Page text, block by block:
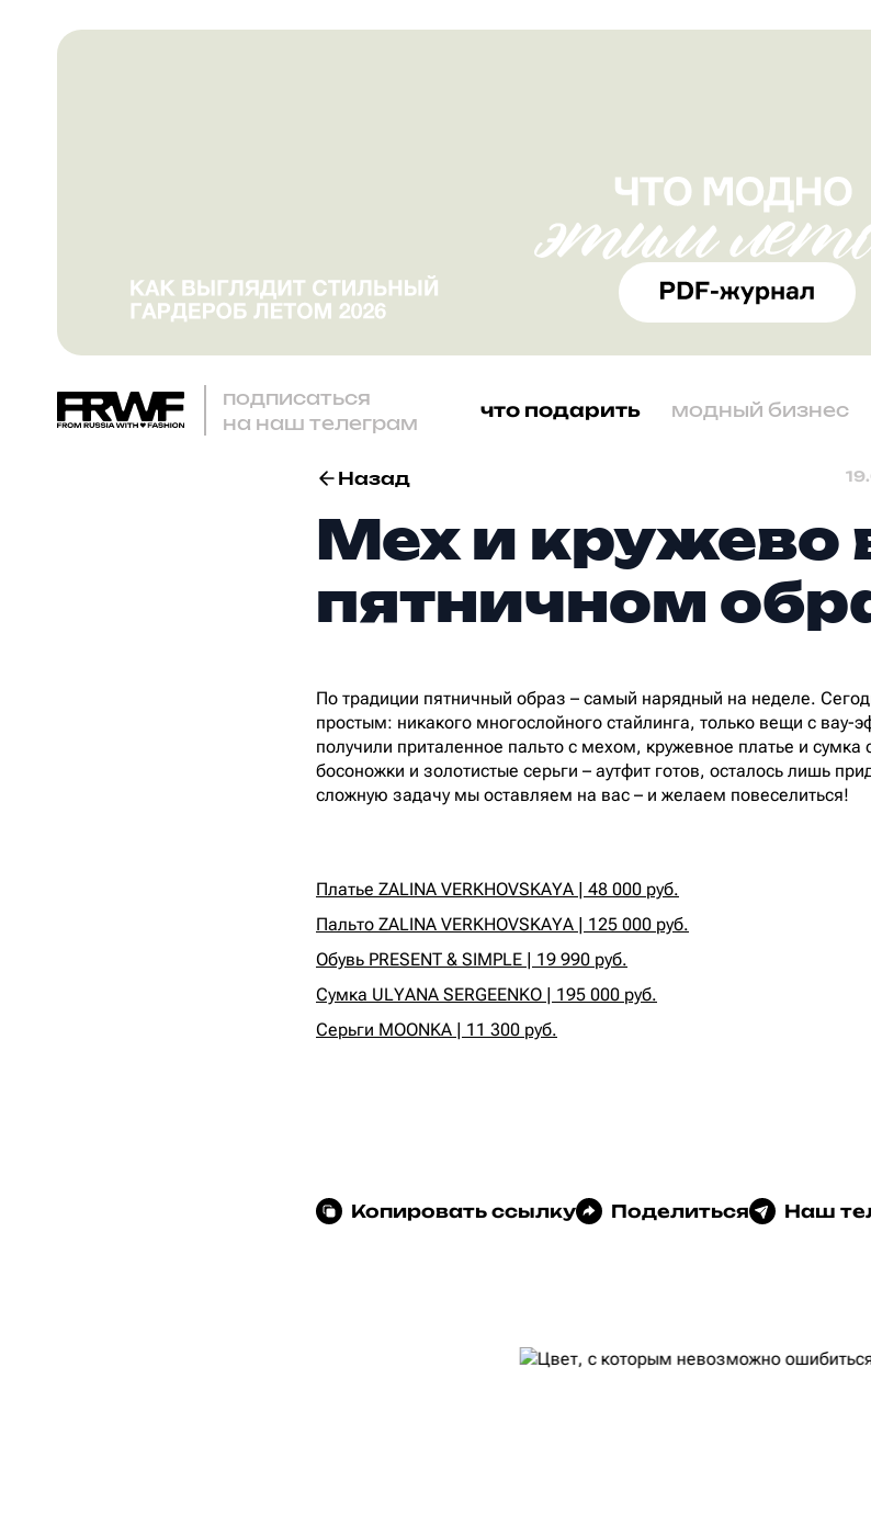
подписаться
на наш телеграм
что подарить модный бизнес
Назад
Мех и кружево
пятничном
По традиции пятничный образ – самый нарядный на неделе.
простым: никакого многослойного стайлинга, только вещи с вау-
получили приталенное пальто с мехом, кружевное платье и
босоножки и золотистые серьги – аутфит готов, осталось лишь
сложную задачу мы оставляем на вас – и желаем повеселиться!
Платье ZALINA VERKHOVSKAYA | 48 000 руб.
Пальто ZALINA VERKHOVSKAYA | 125 000 руб.
Обувь PRESENT & SIMPLE | 19 990 руб.
Сумка ULYANA SERGEENKO | 195 000 руб.
Серьги MOONKA | 11 300 руб.
Копировать ссылку Поделиться Наш